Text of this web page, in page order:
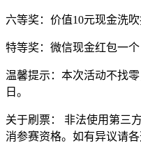
六等奖：价值10元现金洗
特等奖：微信现金红包一个
温馨提示：本次活动不找
日。
关于刷票： 非法使用第三
消参赛资格。如有异议请